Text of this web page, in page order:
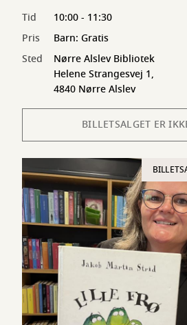
Tid
10:00 - 11:30
Pris
Barn: Gratis
Sted
Nørre Alslev Bibliotek
Helene Strangesvej 1,
4840 Nørre Alslev
BILLETSALGET ER